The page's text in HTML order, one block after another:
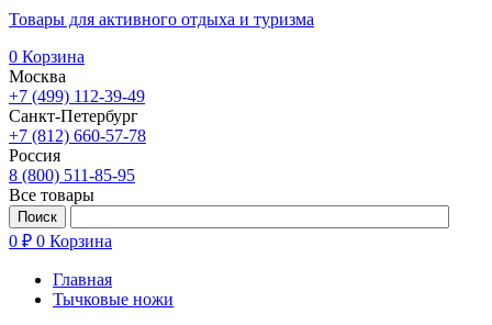
Товары для активного отдыха и туризма
0 Корзина
Москва
+7 (499) 112-39-49
Санкт-Петербург
+7 (812) 660-57-78
Россия
8 (800) 511-85-95
Все товары
0 ₽ 0 Корзина
Главная
Тычковые ножи